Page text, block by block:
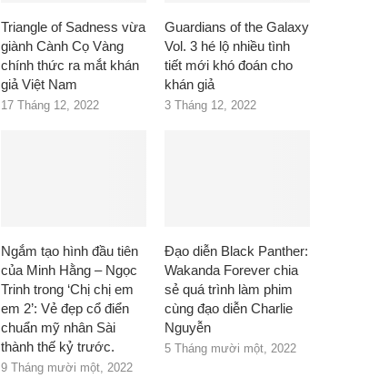
Triangle of Sadness vừa
giành Cành Cọ Vàng
chính thức ra mắt khán
giả Việt Nam
17 Tháng 12, 2022
Guardians of the Galaxy
Vol. 3 hé lộ nhiều tình
tiết mới khó đoán cho
khán giả
3 Tháng 12, 2022
Ngắm tạo hình đầu tiên
của Minh Hằng – Ngọc
Trinh trong ‘Chị chị em
em 2’: Vẻ đẹp cổ điển
chuẩn mỹ nhân Sài
thành thế kỷ trước.
9 Tháng mười một, 2022
Đạo diễn Black Panther:
Wakanda Forever chia
sẻ quá trình làm phim
cùng đạo diễn Charlie
Nguyễn
5 Tháng mười một, 2022